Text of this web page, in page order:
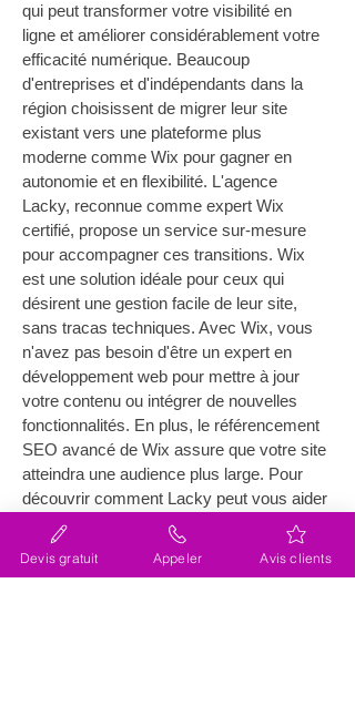
qui peut transformer votre visibilité en
ligne et améliorer considérablement votre
efficacité numérique. Beaucoup
d'entreprises et d'indépendants dans la
région choisissent de migrer leur site
existant vers une plateforme plus
moderne comme Wix pour gagner en
autonomie et en flexibilité. L'agence
Lacky, reconnue comme expert Wix
certifié, propose un service sur-mesure
pour accompagner ces transitions. Wix
est une solution idéale pour ceux qui
désirent une gestion facile de leur site,
sans tracas techniques. Avec Wix, vous
n'avez pas besoin d'être un expert en
développement web pour mettre à jour
votre contenu ou intégrer de nouvelles
fonctionnalités. En plus, le référencement
SEO avancé de Wix assure que votre site
atteindra une audience plus large. Pour
découvrir comment Lacky peut vous aider
à faire ce pas vers l'avenir, visitez
cette
page dédiée
Devis gratuit Appeler Avis clients